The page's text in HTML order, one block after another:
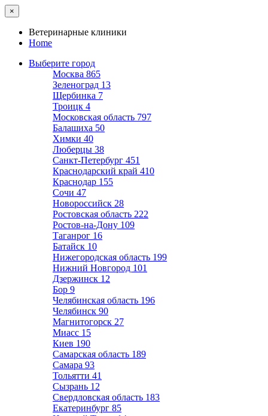
×
Ветеринарные клиники
Home
Выберите город
Москва 865
Зеленоград 13
Щербинка 7
Троицк 4
Московская область 797
Балашиха 50
Химки 40
Люберцы 38
Санкт-Петербург 451
Краснодарский край 410
Краснодар 155
Сочи 47
Новороссийск 28
Ростовская область 222
Ростов-на-Дону 109
Таганрог 16
Батайск 10
Нижегородская область 199
Нижний Новгород 101
Дзержинск 12
Бор 9
Челябинская область 196
Челябинск 90
Магнитогорск 27
Миасс 15
Киев 190
Самарская область 189
Самара 93
Тольятти 41
Сызрань 12
Свердловская область 183
Екатеринбург 85